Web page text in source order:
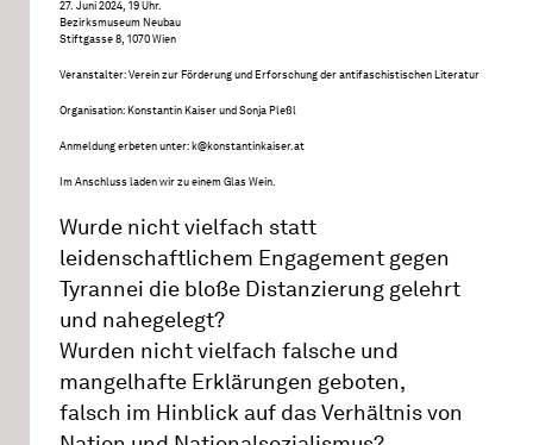
27. Juni 2024, 19 Uhr.
Bezirksmuseum Neubau
Stiftgasse 8, 1070 Wien
Veranstalter: Verein zur Förderung und Erforschung der antifaschistischen Literatur
Organisation: Konstantin Kaiser und Sonja Pleßl
Anmeldung erbeten unter: k@konstantinkaiser.at
Im Anschluss laden wir zu einem Glas Wein.
Wurde nicht vielfach statt
leidenschaftlichem Engagement gegen
Tyrannei die bloße Distanzierung gelehrt
und nahegelegt?
Wurden nicht vielfach falsche und
mangelhafte Erklärungen geboten,
falsch im Hinblick auf das Verhältnis von